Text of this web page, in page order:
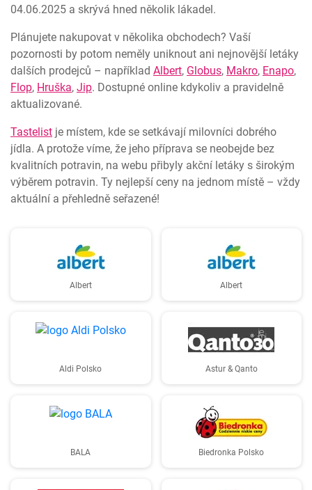
04.06.2025 a skrývá hned několik lákadel.
Plánujete nakupovat v několika obchodech? Vaší
pozornosti by potom neměly uniknout ani nejnovější letáky
dalších prodejců – například Albert, Globus, Makro, Enapo,
Flop, Hruška, Jip. Dostupné online kdykoliv a pravidelně
aktualizované.
Tastelist je místem, kde se setkávají milovníci dobrého
jídla. A protože víme, že jeho příprava se neobejde bez
kvalitních potravin, na webu přibyly akční letáky s širokým
výběrem potravin. Ty nejlepší ceny na jednom místě – vždy
aktuální a přehledně seřazené!
Albert Albert
Aldi Polsko Astur & Qanto
BALA Biedronka Polsko